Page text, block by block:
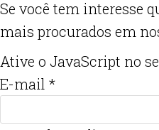
Se você tem interesse
mais procurados em
Ative o JavaScript no
E-mail *